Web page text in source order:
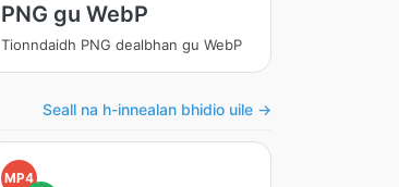
PNG gu WebP
Tionndaidh PNG dealbhan gu WebP
Seall na h-innealan bhidio uile →
MP4